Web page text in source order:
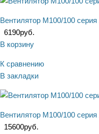
Вентилятор М100/100
6190руб.
В корзину
К сравнению
В закладки
Вентилятор М100/100
15600руб.